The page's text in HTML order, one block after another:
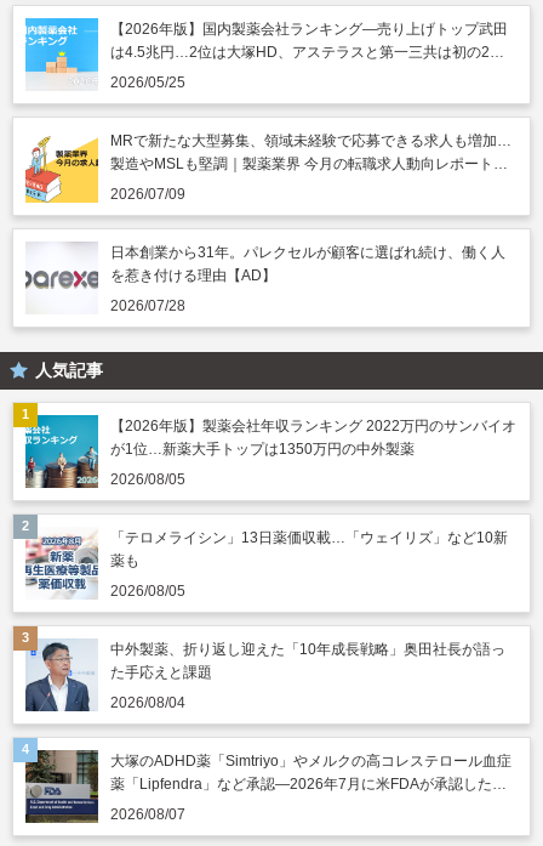
【2026年版】国内製薬会社ランキング―売り上げトップ武田
は4.5兆円…2位は大塚HD、アステラスと第一三共は初の2兆
円突破
2026/05/25
MRで新たな大型募集、領域未経験で応募できる求人も増加…
製造やMSLも堅調｜製薬業界 今月の転職求人動向レポート
（2026年7月）
2026/07/09
日本創業から31年。パレクセルが顧客に選ばれ続け、働く人
を惹き付ける理由【AD】
2026/07/28
人気記事
【2026年版】製薬会社年収ランキング 2022万円のサンバイオ
が1位…新薬大手トップは1350万円の中外製薬
2026/08/05
「テロメライシン」13日薬価収載…「ウェイリズ」など10新
薬も
2026/08/05
中外製薬、折り返し迎えた「10年成長戦略」奥田社長が語っ
た手応えと課題
2026/08/04
大塚のADHD薬「Simtriyo」やメルクの高コレステロール血症
薬「Lipfendra」など承認―2026年7月に米FDAが承認した新
薬
2026/08/07